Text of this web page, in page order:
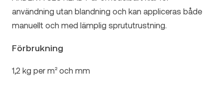
användning utan blandning och kan appliceras både
manuellt och med lämplig sprututrustning.
Förbrukning
1,2 kg per m² och mm